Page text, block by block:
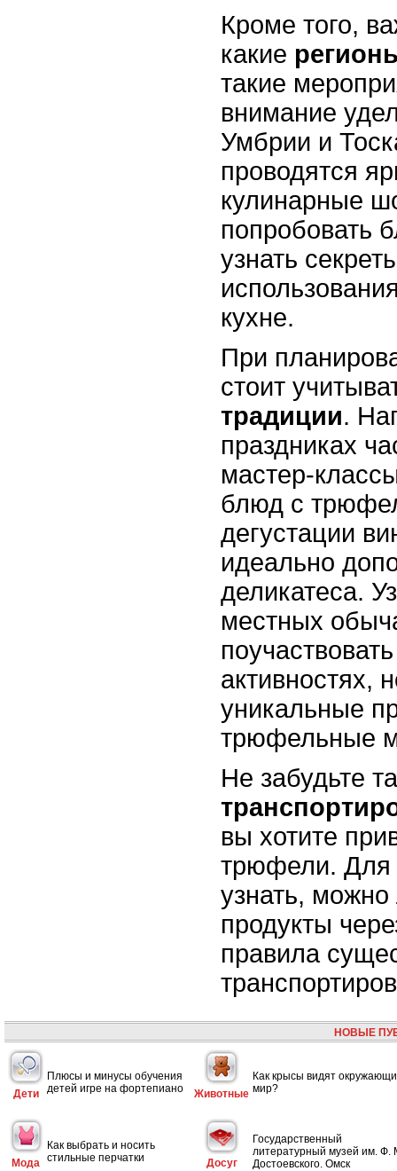
Кроме того,
какие
такие
внимание
Умбрии и
проводятся
кулинарные
попробовать
узнать
кухне.
При
стоит
традиции.
праздниках
мастер-
блюд с
дегустации
идеально
деликатеса.
местных
активностях,
уникальные
трюфельные
Не забудьте
вы хотите
трюфели. Для
узнать, можно
продукты
правила
НОВЫЕ
Дети
Плюсы и минусы обучения
детей игре на фортепиано
Животные
Как крысы видят
мир?
Мода
Как выбрать и носить
стильные перчатки
Досуг
Государственный
литературный музей им. Ф.
Достоевского. Омск